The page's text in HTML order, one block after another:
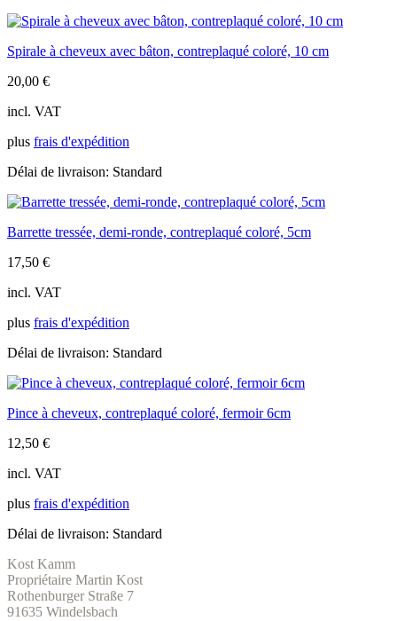
Spirale à cheveux avec bâton, contreplaqué coloré, 10 cm
20,00 €
incl. VAT
plus frais d'expédition
Délai de livraison: Standard
Barrette tressée, demi-ronde, contreplaqué coloré, 5cm
17,50 €
incl. VAT
plus frais d'expédition
Délai de livraison: Standard
Pince à cheveux, contreplaqué coloré, fermoir 6cm
12,50 €
incl. VAT
plus frais d'expédition
Délai de livraison: Standard
Kost Kamm
Propriétaire Martin Kost
Rothenburger Straße 7
91635 Windelsbach